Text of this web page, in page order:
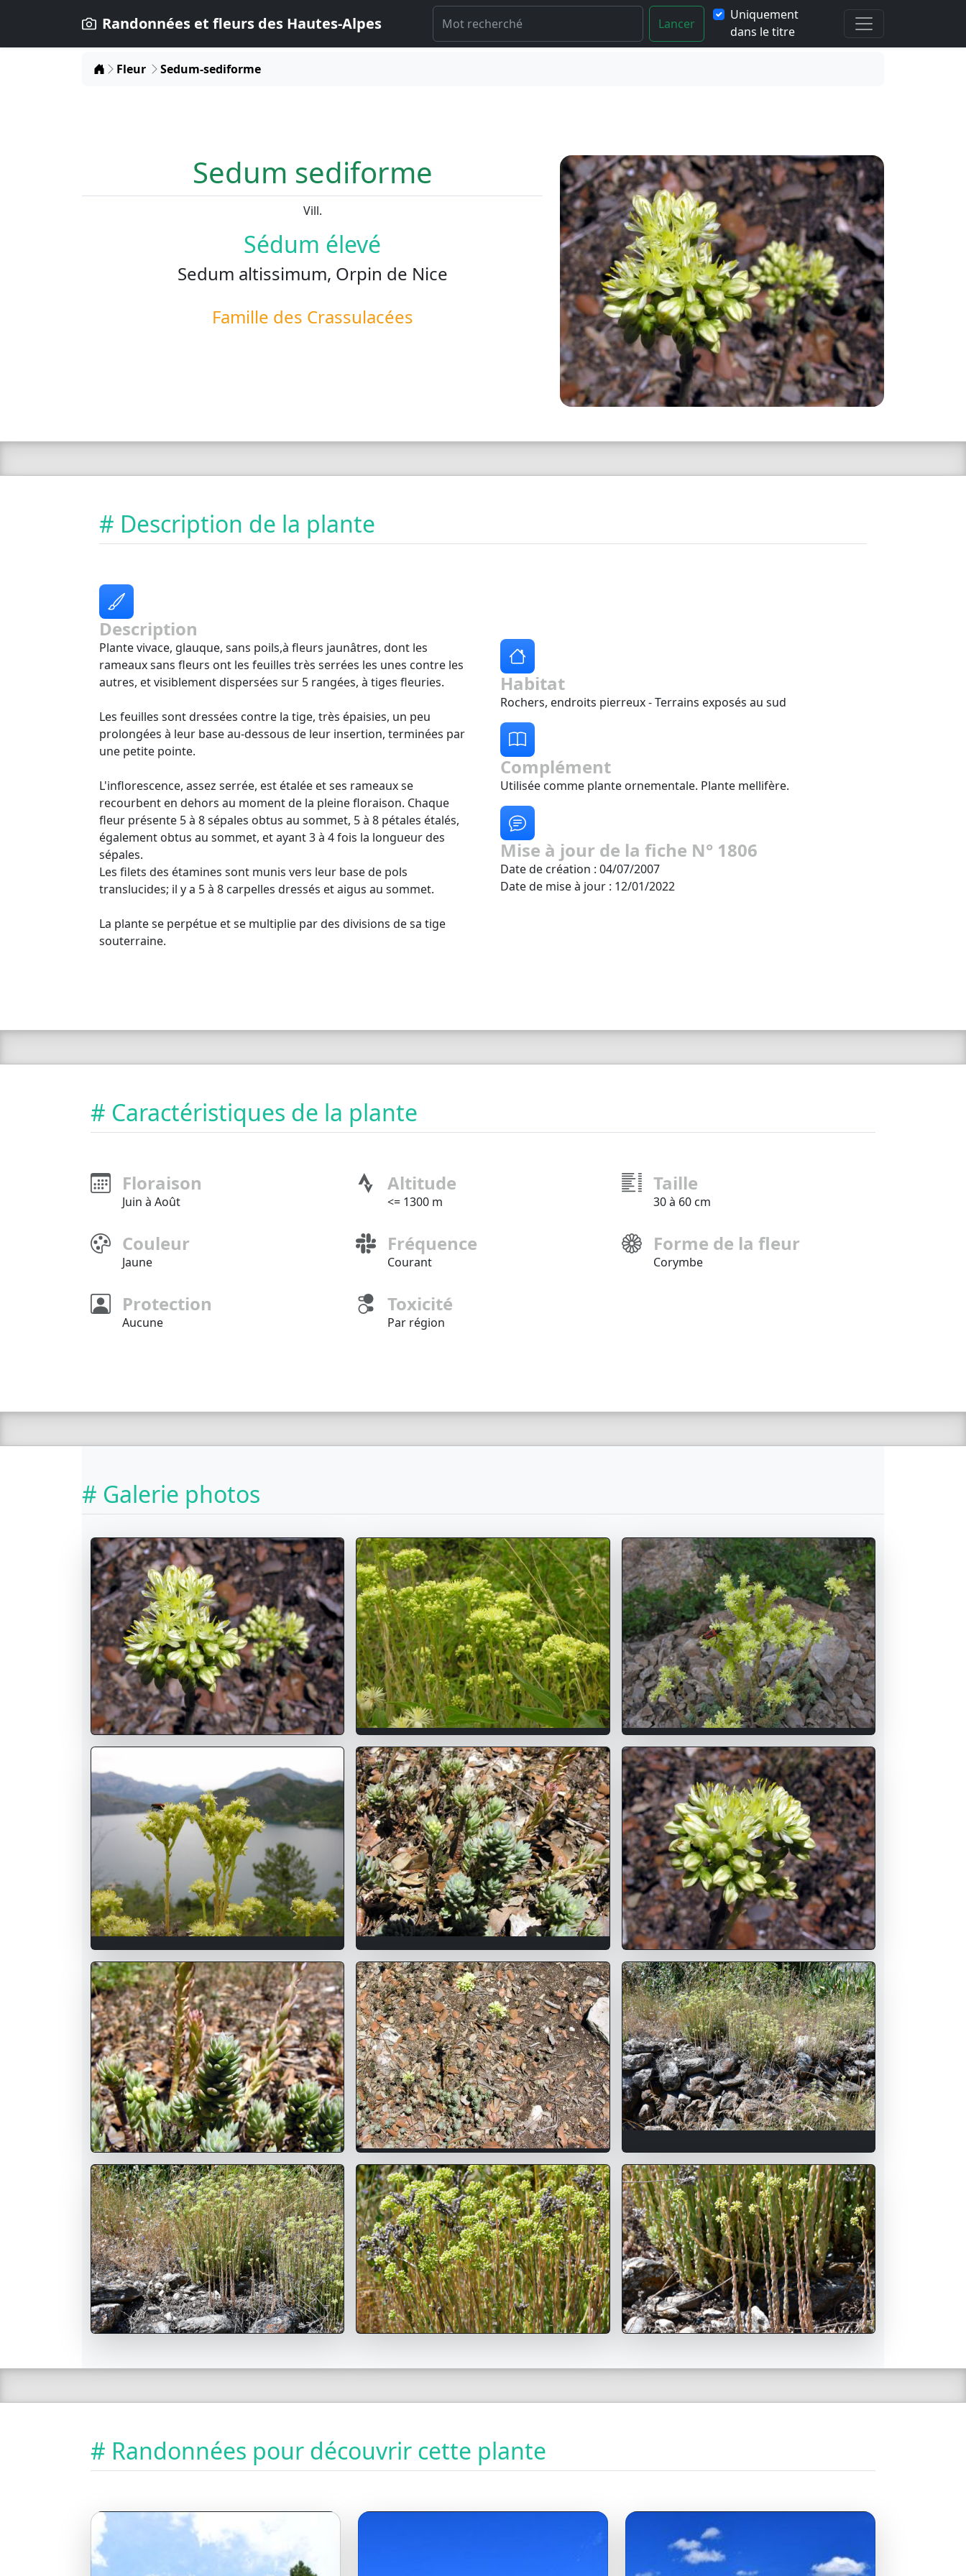
Randonnées et fleurs des Hautes-Alpes Lancer
Uniquement
dans le titre
Home
Fleur Sedum-sediforme
Sedum sediforme
Vill.
Sédum élevé
Sedum altissimum, Orpin de Nice
Famille des Crassulacées
# Description de la plante
Description
Plante vivace, glauque, sans poils,à fleurs jaunâtres, dont les
rameaux sans fleurs ont les feuilles très serrées les unes contre les
autres, et visiblement dispersées sur 5 rangées, à tiges fleuries.
Les feuilles sont dressées contre la tige, très épaisies, un peu
prolongées à leur base au-dessous de leur insertion, terminées par
une petite pointe.
L'inflorescence, assez serrée, est étalée et ses rameaux se
recourbent en dehors au moment de la pleine floraison. Chaque
fleur présente 5 à 8 sépales obtus au sommet, 5 à 8 pétales étalés,
également obtus au sommet, et ayant 3 à 4 fois la longueur des
sépales.
Les filets des étamines sont munis vers leur base de pols
translucides; il y a 5 à 8 carpelles dressés et aigus au sommet.
La plante se perpétue et se multiplie par des divisions de sa tige
souterraine.
Habitat
Rochers, endroits pierreux - Terrains exposés au sud
Complément
Utilisée comme plante ornementale. Plante mellifère.
Mise à jour de la fiche N° 1806
Date de création : 04/07/2007
Date de mise à jour : 12/01/2022
# Caractéristiques de la plante
Floraison
Juin à Août
Altitude
<= 1300 m
Taille
30 à 60 cm
Couleur
Jaune
Fréquence
Courant
Forme de la fleur
Corymbe
Protection
Aucune
Toxicité
Par région
# Galerie photos
# Randonnées pour découvrir cette plante